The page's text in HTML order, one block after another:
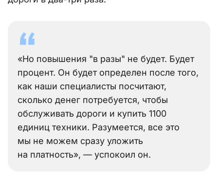
«Но повышения "в разы" не будет. Будет
процент. Он будет определен после того,
как наши специалисты посчитают,
сколько денег потребуется, чтобы
обслуживать дороги и купить 1100
единиц техники. Разумеется, все это
мы не можем сразу уложить
на платность», — успокоил он.